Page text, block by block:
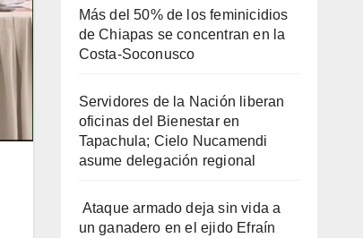
Más del 50% de los feminicidios
de Chiapas se concentran en la
Costa-Soconusco
Servidores de la Nación liberan
oficinas del Bienestar en
Tapachula; Cielo Nucamendi
asume delegación regional
Ataque armado deja sin vida a
un ganadero en el ejido Efraín